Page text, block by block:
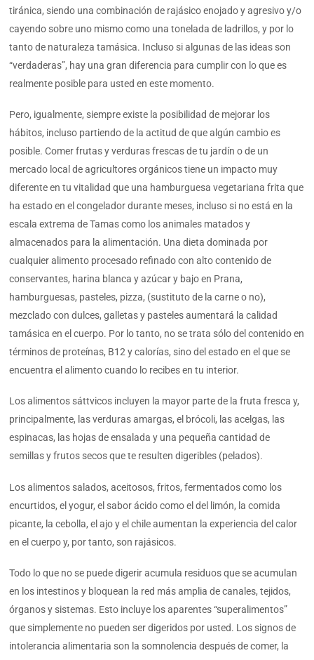
tiránica, siendo una combinación de rajásico enojado y agresivo y/o
cayendo sobre uno mismo como una tonelada de ladrillos, y por lo
tanto de naturaleza tamásica. Incluso si algunas de las ideas son
“verdaderas”, hay una gran diferencia para cumplir con lo que es
realmente posible para usted en este momento.
Pero, igualmente, siempre existe la posibilidad de mejorar los
hábitos, incluso partiendo de la actitud de que algún cambio es
posible. Comer frutas y verduras frescas de tu jardín o de un
mercado local de agricultores orgánicos tiene un impacto muy
diferente en tu vitalidad que una hamburguesa vegetariana frita que
ha estado en el congelador durante meses, incluso si no está en la
escala extrema de Tamas como los animales matados y
almacenados para la alimentación. Una dieta dominada por
cualquier alimento procesado refinado con alto contenido de
conservantes, harina blanca y azúcar y bajo en Prana,
hamburguesas, pasteles, pizza, (sustituto de la carne o no),
mezclado con dulces, galletas y pasteles aumentará la calidad
tamásica en el cuerpo. Por lo tanto, no se trata sólo del contenido en
términos de proteínas, B12 y calorías, sino del estado en el que se
encuentra el alimento cuando lo recibes en tu interior.
Los alimentos sáttvicos incluyen la mayor parte de la fruta fresca y,
principalmente, las verduras amargas, el brócoli, las acelgas, las
espinacas, las hojas de ensalada y una pequeña cantidad de
semillas y frutos secos que te resulten digeribles (pelados).
Los alimentos salados, aceitosos, fritos, fermentados como los
encurtidos, el yogur, el sabor ácido como el del limón, la comida
picante, la cebolla, el ajo y el chile aumentan la experiencia del calor
en el cuerpo y, por tanto, son rajásicos.
Todo lo que no se puede digerir acumula residuos que se acumulan
en los intestinos y bloquean la red más amplia de canales, tejidos,
órganos y sistemas. Esto incluye los aparentes “superalimentos”
que simplemente no pueden ser digeridos por usted. Los signos de
intolerancia alimentaria son la somnolencia después de comer, la